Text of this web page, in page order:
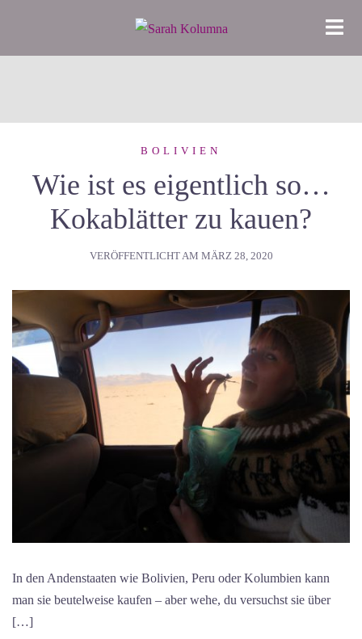
springen
BOLIVIEN
Wie ist es eigentlich so…
Kokablätter zu kauen?
VERÖFFENTLICHT AM MÄRZ 28, 2020
In den Andenstaaten wie Bolivien, Peru oder Kolumbien kann
man sie beutelweise kaufen – aber wehe, du versuchst sie über
[…]